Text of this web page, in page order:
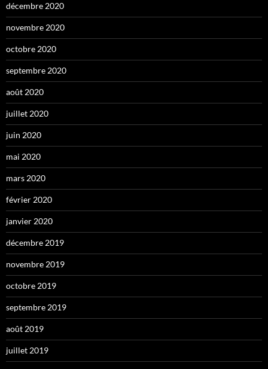
décembre 2020
novembre 2020
octobre 2020
septembre 2020
août 2020
juillet 2020
juin 2020
mai 2020
mars 2020
février 2020
janvier 2020
décembre 2019
novembre 2019
octobre 2019
septembre 2019
août 2019
juillet 2019